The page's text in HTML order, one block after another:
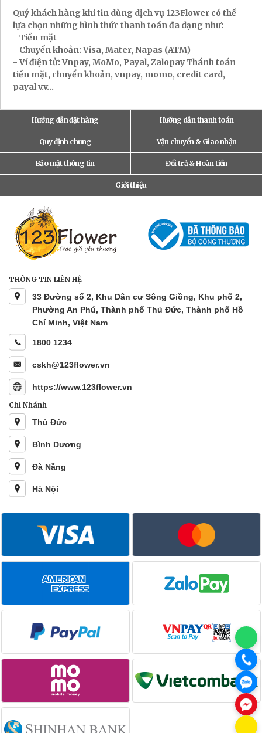
Quý khách hàng khi tin dùng dịch vụ 123Flower có thể
lựa chọn những hình thức thanh toán đa dạng như:
- Tiền mặt
- Chuyển khoản: Visa, Mater, Napas (ATM)
- Ví điện tử: Vnpay, MoMo, Payal, Zalopay Thánh toán
tiền mặt, chuyển khoản, vnpay, momo, credit card,
payal v.v...
Hướng dẫn đặt hàng Hướng dẫn thanh toán
Quy định chung Vận chuyển & Giao nhận
Bảo mật thông tin Đổi trả & Hoàn tiền
Giới thiệu
THÔNG TIN LIÊN HỆ
33 Đường số 2, Khu Dân cư Sông Giồng, Khu phố 2,
Phường An Phú, Thành phố Thủ Đức, Thành phố Hồ
Chí Minh, Việt Nam
1800 1234
cskh@123flower.vn
https://www.123flower.vn
Chi Nhánh
Thủ Đức
Bình Dương
Đà Nẵng
Hà Nội